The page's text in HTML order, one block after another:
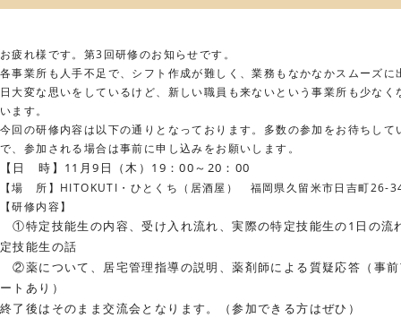
お疲れ様です。第3回研修のお知らせです。
各事業所も人手不足で、シフト作成が難しく、業務もなかなかスムーズに
日大変な思いをしているけど、新しい職員も来ないという事業所も少なく
います。
今回の研修内容は以下の通りとなっております。多数の参加をお待ちして
で、参加される場合は事前に申し込みをお願いします。
【日 時】11月9日（木）19：00～20：00
【場 所】HITOKUTI・ひとくち（居酒屋） 福岡県久留米市日吉町26-
【研修内容】
①特定技能生の内容、受け入れ流れ、実際の特定技能生の1日の流
定技能生の話
②薬について、居宅管理指導の説明、薬剤師による質疑応答（事
ートあり）
終了後はそのまま交流会となります。（参加できる方はぜひ）